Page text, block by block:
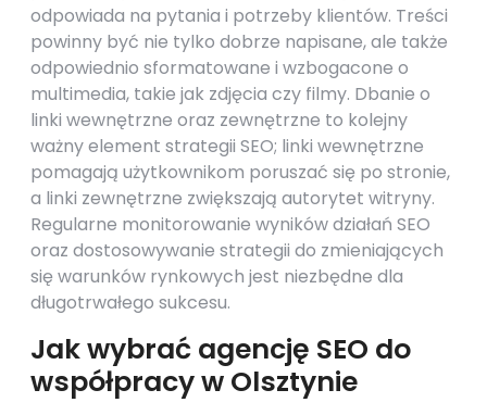
odpowiada na pytania i potrzeby klientów. Treści
powinny być nie tylko dobrze napisane, ale także
odpowiednio sformatowane i wzbogacone o
multimedia, takie jak zdjęcia czy filmy. Dbanie o
linki wewnętrzne oraz zewnętrzne to kolejny
ważny element strategii SEO; linki wewnętrzne
pomagają użytkownikom poruszać się po stronie,
a linki zewnętrzne zwiększają autorytet witryny.
Regularne monitorowanie wyników działań SEO
oraz dostosowywanie strategii do zmieniających
się warunków rynkowych jest niezbędne dla
długotrwałego sukcesu.
Jak wybrać agencję SEO do
współpracy w Olsztynie